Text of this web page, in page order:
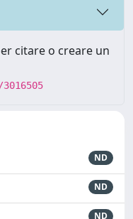
citare o creare un
ND
ND
ND